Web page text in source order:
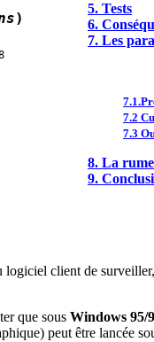
)
5. Tests
6.
7. Les
7.2
7.3
8. La
9.
logiciel client de
que sous Windows 95/
peut être lancée